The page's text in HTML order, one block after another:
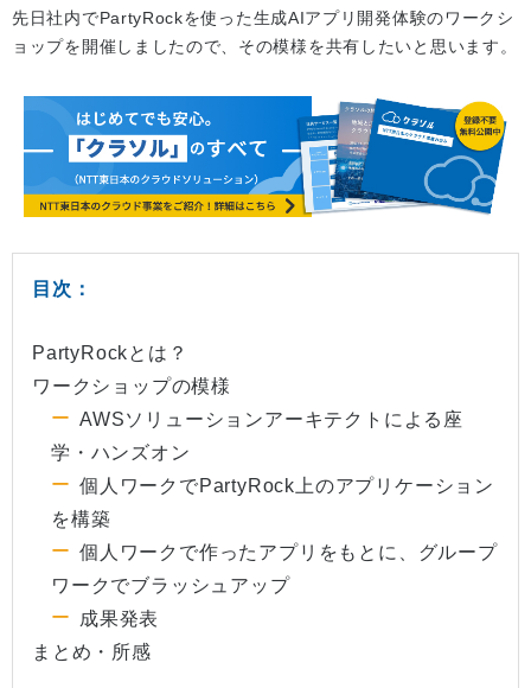
先日社内でPartyRockを使った生成AIアプリ開発体験のワークシ
ョップを開催しましたので、その模様を共有したいと思います。
目次：
PartyRockとは？
ワークショップの模様
AWSソリューションアーキテクトによる座
学・ハンズオン
個人ワークでPartyRock上のアプリケーション
を構築
個人ワークで作ったアプリをもとに、グループ
ワークでブラッシュアップ
成果発表
まとめ・所感